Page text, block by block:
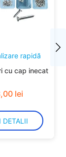
rapidă
cu cap inecat
,00 lei
DETALII